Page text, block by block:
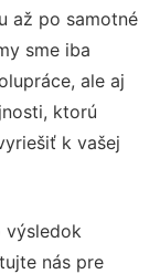
až po samotné
sme iba
ale aj
ktorú
k vašej
výsledok
nás pre